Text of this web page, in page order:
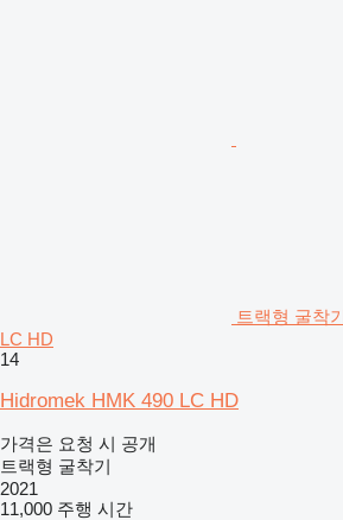
트랙형 굴착
LC HD
14
Hidromek HMK 490 LC HD
가격은 요청 시 공개
트랙형 굴착기
2021
11,000 주행 시간